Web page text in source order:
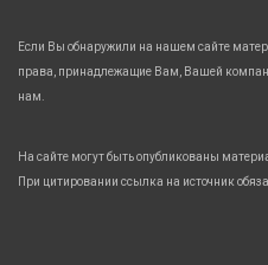
Если Вы обнаружили на нашем сайте
права, принадлежащие Вам, Вашей
нам.
На сайте могут быть опубликованы
При цитировании ссылка на источник